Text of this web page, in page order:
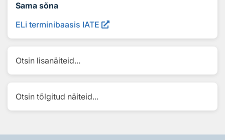
Sama sõna
ELi terminibaasis IATE
Otsin lisanäiteid...
Otsin tõlgitud näiteid...